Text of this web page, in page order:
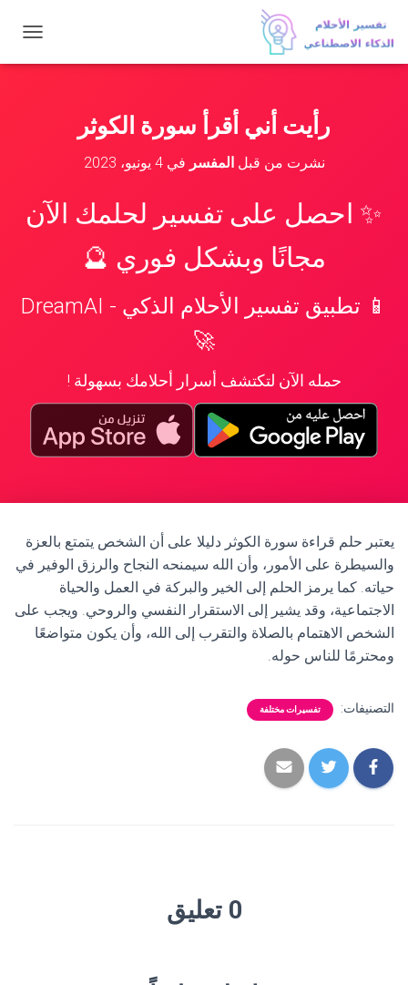
ب
ل
رأيت أني أقرأ سورة الكوثر
نشرت من قبلالمفسر في4 يونيو، 2023
✨ احصل على تفسير لحلمك الآن
مجانًا وبشكل فوري 🔮
📱 تطبيق تفسير الأحلام الذكي - DreamAI
🚀
حمله الآن لتكتشف أسرار أحلامك بسهولة !
يعتبر حلم قراءة سورة الكوثر دليلا على أن الشخص يتمتع بالعزة
والسيطرة على الأمور، وأن الله سيمنحه النجاح والرزق الوفير في
حياته. كما يرمز الحلم إلى الخير والبركة في العمل والحياة
الاجتماعية، وقد يشير إلى الاستقرار النفسي والروحي. ويجب على
الشخص الاهتمام بالصلاة والتقرب إلى الله، وأن يكون متواضعًا
ومحترمًا للناس حوله.
التصنيفات: تفسيرات مختلفة
0 تعليق